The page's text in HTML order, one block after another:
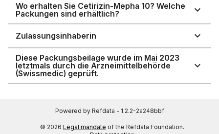
Wo erhalten Sie Cetirizin-Mepha 10? Welche
Packungen sind erhältlich?
Zulassungsinhaberin
Diese Packungsbeilage wurde im Mai 2023
letztmals durch die Arzneimittelbehörde
(Swissmedic) geprüft.
Powered by Refdata - 1.2.2-2a248bbf
© 2026 Legal mandate of the Refdata Foundation.